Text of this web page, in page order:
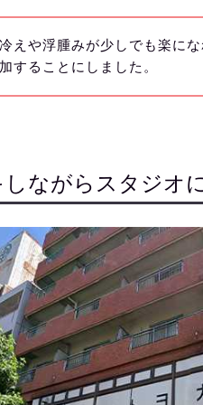
冷えや浮腫みが少しでも楽に
加することにしました。
ながらスタジオに